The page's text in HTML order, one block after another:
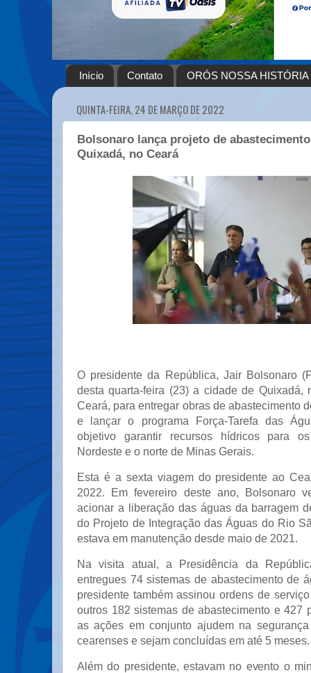
Início Contato ORÓS NOSSA HISTÓRIA
QUINTA-FEIRA, 24 DE MARÇO DE 2022
Bolsonaro lança projeto de
Quixadá, no Ceará
O presidente da República, Jair Bolsonaro
desta quarta-feira (23) a cidade de Quixadá,
Ceará, para entregar obras de abastecimento
e lançar o programa Força-Tarefa das
objetivo garantir recursos hídricos para
Nordeste e o norte de Minas Gerais.
Esta é a sexta viagem do presidente ao
2022. Em fevereiro deste ano, Bolsonaro
acionar a liberação das águas da barragem
do Projeto de Integração das Águas do Rio
estava em manutenção desde maio de 2021.
Na visita atual, a Presidência da
entregues 74 sistemas de abastecimento de
presidente também assinou ordens de
outros 182 sistemas de abastecimento e 427
as ações em conjunto ajudem na
cearenses e sejam concluídas em até 5 meses.
Além do presidente, estavam no evento o